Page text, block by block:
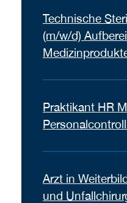
Technische
(m/w/d)
Praktikant HR
Arzt in
und